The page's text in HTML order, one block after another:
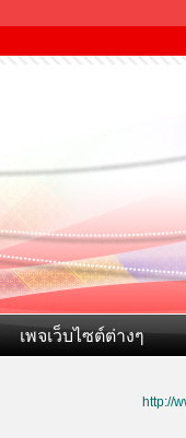
เพจเว็บไซต์ต่างๆ
http://